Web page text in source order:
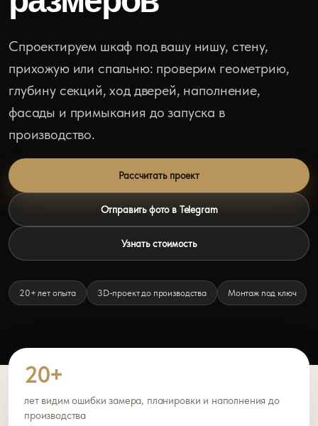
Спроектируем шкаф под вашу нишу, стену,
прихожую или спальню: проверим геометрию,
глубину секций, ход дверей, наполнение,
фасады и примыкания до запуска в
производство.
Рассчитать проект
Отправить фото в Telegram
Узнать стоимость
20+ лет опыта 3D-проект до производства Монтаж под ключ
20+
лет видим ошибки замера, планировки и наполнения до
производства